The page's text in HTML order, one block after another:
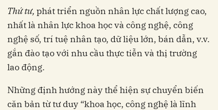
Thứ tư, phát triển nguồn nhân lực chất lượng cao,
nhất là nhân lực khoa học và công nghệ, công
nghệ số, trí tuệ nhân tạo, dữ liệu lớn, bán dẫn, v.v.
gắn đào tạo với nhu cầu thực tiễn và thị trường
lao động.
Những định hướng này thể hiện sự chuyển biến
căn bản từ tư duy “khoa học, công nghệ là lĩnh